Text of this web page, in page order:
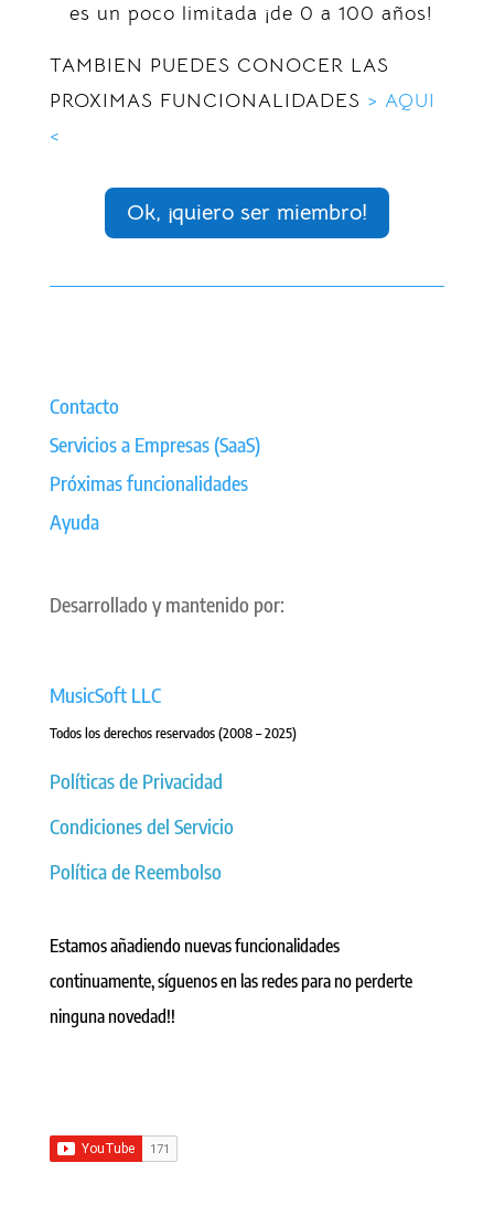
es un poco limitada ¡de 0 a 100 años!
TAMBIEN PUEDES CONOCER LAS
PROXIMAS FUNCIONALIDADES > AQUI
<
Ok, ¡quiero ser miembro!
Contacto
Servicios a Empresas (SaaS)
Próximas funcionalidades
Ayuda
Desarrollado y mantenido por:
MusicSoft LLC
Todos los derechos reservados (2008 – 2025)
Políticas de Privacidad
Condiciones del Servicio
Política de Reembolso
Estamos añadiendo nuevas funcionalidades
continuamente, síguenos en las redes para no perderte
ninguna novedad!!